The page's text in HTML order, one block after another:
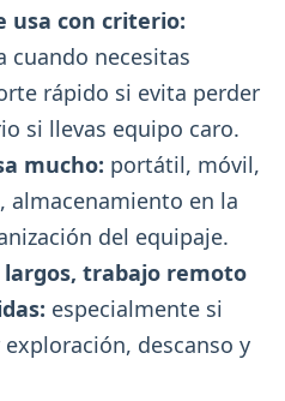
usa con criterio:
cuando necesitas
rápido si evita perder
si llevas equipo caro.
mucho: portátil, móvil,
almacenamiento en la
del equipaje.
largos, trabajo remoto
especialmente si
descanso y